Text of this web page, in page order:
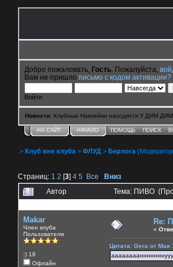
Добро пожаловать, Гость . Пожалуйста,
Вам не пришло письмо с кодом активации?
Войти
Новости: Клубные Наклейки находятся У ДИМ
НА САЙТ НАЧАЛО ПОМОЩЬ ПОИСК
> Клуб вне клуба > ФЛУД > Берлога
Страниц: 1 2 [3] 4 5 Все
Вниз
Автор
Тема: ПИВО
Makar
Член клуба
Пользователи
:) 19
Офлайн
Re:
«
Цитата: Gera от Мая